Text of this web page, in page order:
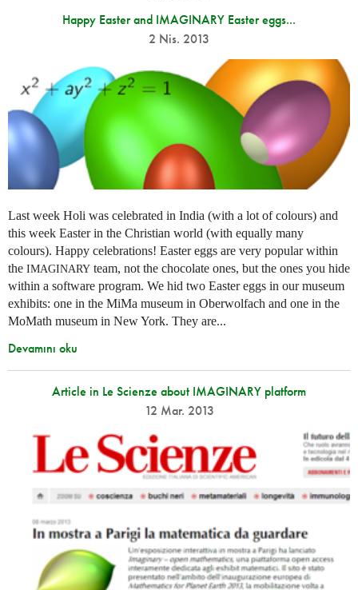
Happy Easter and IMAGINARY Easter eggs...
2 Nis. 2013
Last week Holi was celebrated in India (with a lot of colours) and
this week Easter in the Christian world (with equally many
colours). Happy celebrations! Easter eggs are very popular within
the IMAGINARY team, not the chocolate ones, but the ones you hide
within a software program. We hid two Easter eggs in our museum
exhibits: one in the MiMa museum in Oberwolfach and one in the
MoMath museum in New York. They are...
Devamını oku
Article in Le Scienze about IMAGINARY platform
12 Mar. 2013